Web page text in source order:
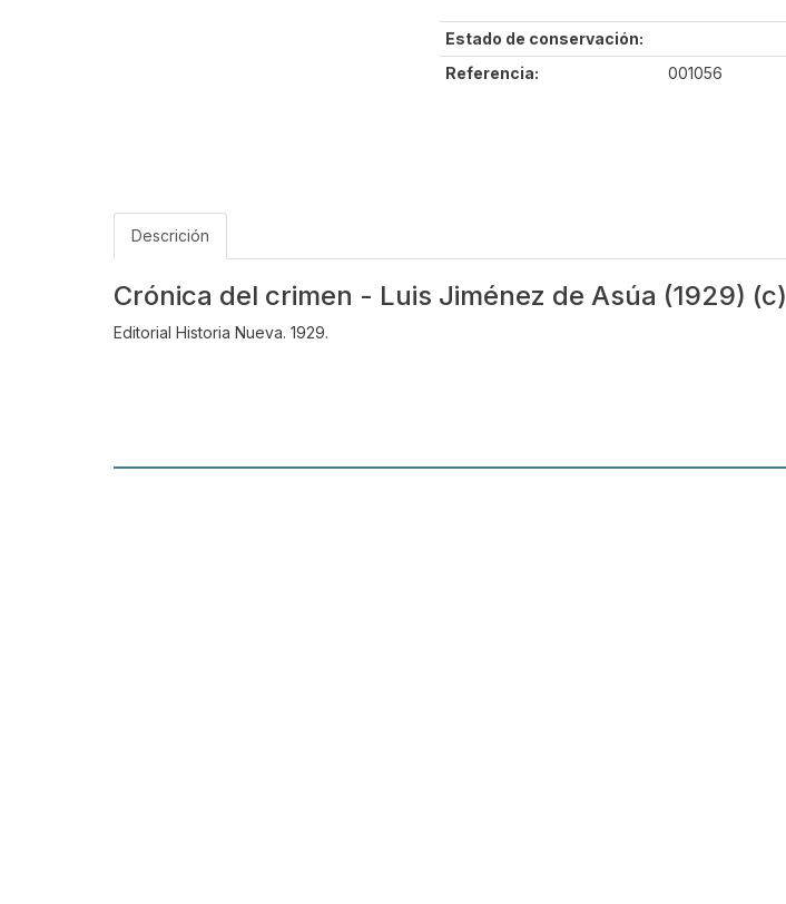
Estado de conservación:
Referencia:
001056
Descrición
Crónica del crimen - Luis Jiménez de Asúa (1929) (c)
Editorial Historia Nueva. 1929.